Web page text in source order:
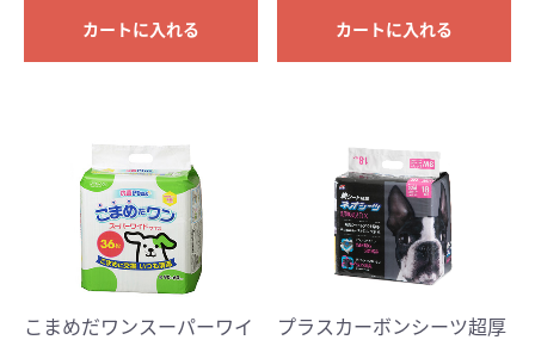
カートに入れる カートに入れる
こまめだワンスーパーワイ
プラスカーボンシーツ超厚